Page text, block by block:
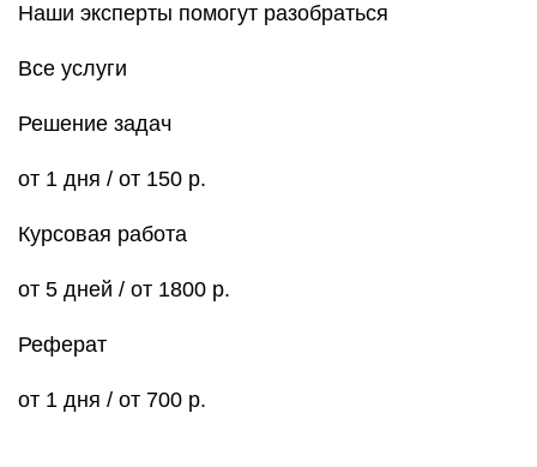
Наши эксперты помогут разобраться
Все услуги
Решение задач
от 1 дня / от 150 р.
Курсовая работа
от 5 дней / от 1800 р.
Реферат
от 1 дня / от 700 р.